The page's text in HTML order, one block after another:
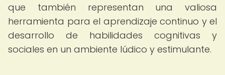
que también representan una valiosa
herramienta para el aprendizaje continuo y el
desarrollo de habilidades cognitivas y
sociales en un ambiente lúdico y estimulante.